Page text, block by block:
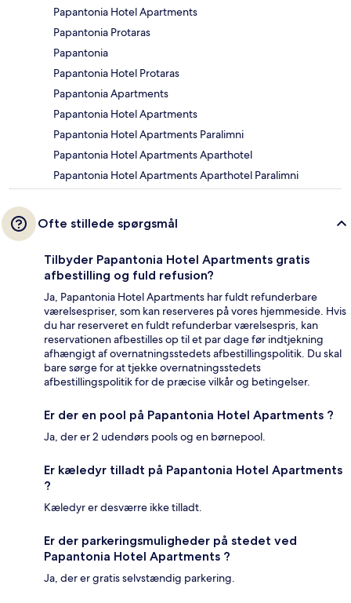
Papantonia Hotel Apartments
Papantonia Protaras
Papantonia
Papantonia Hotel Protaras
Papantonia Apartments
Papantonia Hotel Apartments
Papantonia Hotel Apartments Paralimni
Papantonia Hotel Apartments Aparthotel
Papantonia Hotel Apartments Aparthotel Paralimni
Ofte stillede spørgsmål
Tilbyder Papantonia Hotel Apartments gratis
afbestilling og fuld refusion?
Ja, Papantonia Hotel Apartments har fuldt refunderbare
værelsespriser, som kan reserveres på vores hjemmeside. Hvis
du har reserveret en fuldt refunderbar værelsespris, kan
reservationen afbestilles op til et par dage før indtjekning
afhængigt af overnatningsstedets afbestillingspolitik. Du skal
bare sørge for at tjekke overnatningsstedets
afbestillingspolitik for de præcise vilkår og betingelser.
Er der en pool på Papantonia Hotel Apartments ?
Ja, der er 2 udendørs pools og en børnepool.
Er kæledyr tilladt på Papantonia Hotel Apartments
?
Kæledyr er desværre ikke tilladt.
Er der parkeringsmuligheder på stedet ved
Papantonia Hotel Apartments ?
Ja, der er gratis selvstændig parkering.